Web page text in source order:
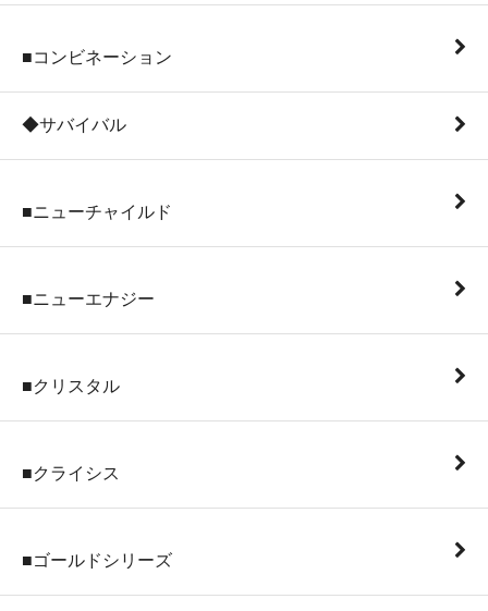
■コンビネーション
◆サバイバル
■ニューチャイルド
■ニューエナジー
■クリスタル
■クライシス
■ゴールドシリーズ